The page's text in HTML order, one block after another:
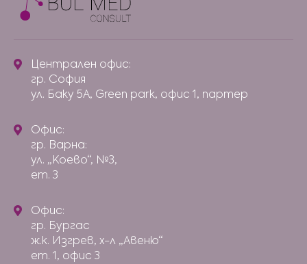
Централен офис:
гр. София
ул. Баку 5А, Green park, офис 1, партер
Офис:
гр. Варна:
ул. „Коево“, №3,
ет. 3
Офис:
гр. Бургас
ж.к. Изгрев, х-л „Авеню“
ет. 1, офис 3